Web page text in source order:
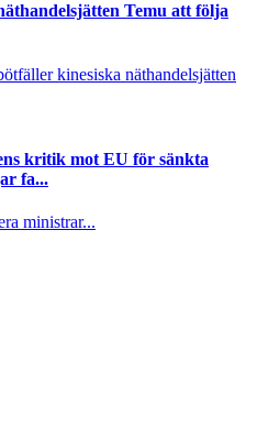
Temu att följa
kinesiska näthandelsjätten
kritik mot EU för sänkta
fa...
ministrar...